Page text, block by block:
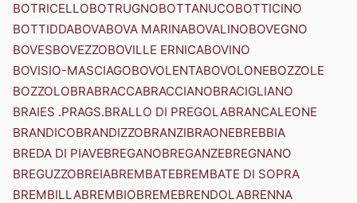
BOTRICELLOBOTRUGNOBOTTANUCOBOTTICINO
BOTTIDDABOVABOVA MARINABOVALINOBOVEGNO
BOVESBOVEZZOBOVILLE ERNICABOVINO
BOVISIO-MASCIAGOBOVOLENTABOVOLONEBOZZOLE
BOZZOLOBRABRACCABRACCIANOBRACIGLIANO
BRAIES .PRAGS.BRALLO DI PREGOLABRANCALEONE
BRANDICOBRANDIZZOBRANZIBRAONEBREBBIA
BREDA DI PIAVEBREGANOBREGANZEBREGNANO
BREGUZZOBREIABREMBATEBREMBATE DI SOPRA
BREMBILLABREMBIOBREMEBRENDOLABRENNA